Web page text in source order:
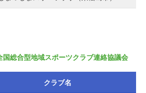
総合型地域スポーツクラブ連絡協議会
クラブ名